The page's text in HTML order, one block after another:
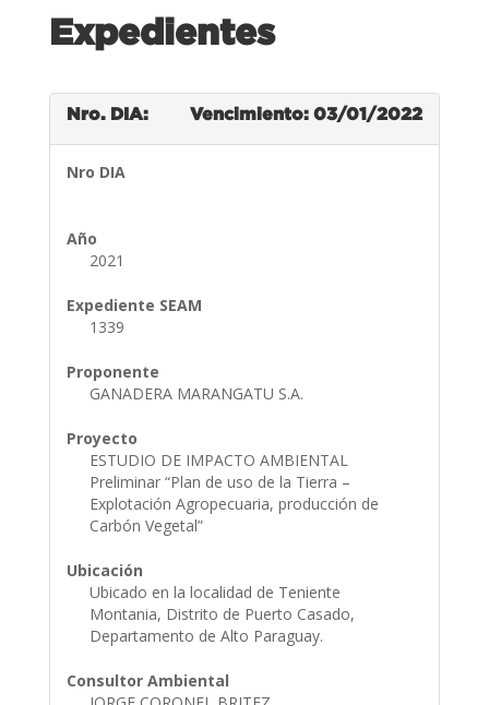
Expedientes
Nro. DIA: Vencimiento: 03/01/2022
Nro DIA
Año
2021
Expediente SEAM
1339
Proponente
GANADERA MARANGATU S.A.
Proyecto
ESTUDIO DE IMPACTO AMBIENTAL
Preliminar “Plan de uso de la Tierra –
Explotación Agropecuaria, producción de
Carbón Vegetal”
Ubicación
Ubicado en la localidad de Teniente
Montania, Distrito de Puerto Casado,
Departamento de Alto Paraguay.
Consultor Ambiental